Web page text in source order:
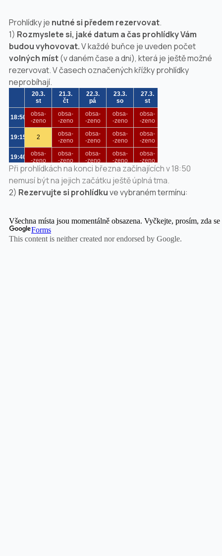
Prohlídky je nutné si předem rezervovat.
1) Rozmyslete si, jaké datum a čas prohlídky Vám
budou vyhovovat.V každé buňce je uveden počet
volných míst(v daném čase a dni), která je ještě možné
rezervovat. V časech označených křížky prohlídky
neprobíhají.
Při prohlídkách na konci března začínajících v 18:50
nemusí být na jejich začátku ještě úplná tma.
2) Rezervujte si prohlídkuve vybraném termínu: